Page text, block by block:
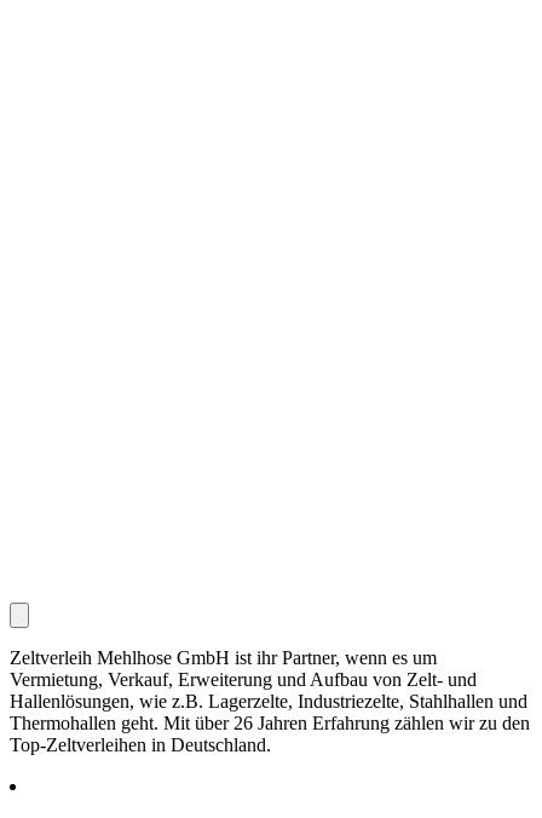
Zeltverleih Mehlhose GmbH ist ihr Partner, wenn es um
Vermietung, Verkauf, Erweiterung und Aufbau von Zelt- und
Hallenlösungen, wie z.B. Lagerzelte, Industriezelte, Stahlhallen und
Thermohallen geht. Mit über 26 Jahren Erfahrung zählen wir zu den
Top-Zeltverleihen in Deutschland.